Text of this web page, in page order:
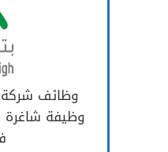
وظيفة شاغرة